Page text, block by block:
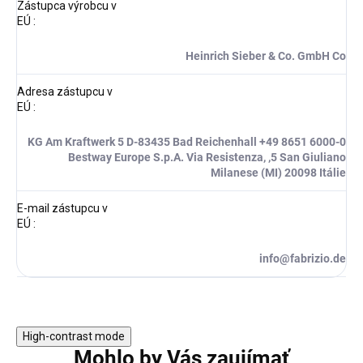
Zástupca výrobcu v
EÚ :
Heinrich Sieber & Co. GmbH Co
Adresa zástupcu v
EÚ :
KG Am Kraftwerk 5 D-83435 Bad Reichenhall +49 8651 6000-0
Bestway Europe S.p.A. Via Resistenza, ,5 San Giuliano
Milanese (MI) 20098 Itálie
E-mail zástupcu v
EÚ :
info@fabrizio.de
High-contrast mode
Mohlo by Vás zaujímať